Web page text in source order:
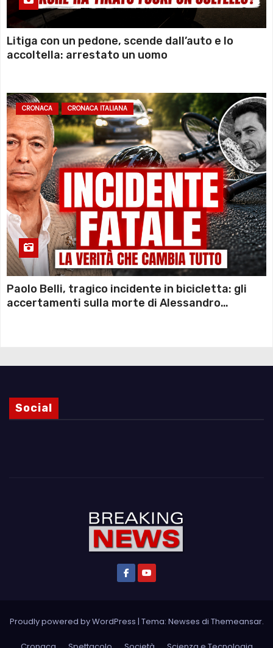
Litiga con un pedone, scende dall’auto e lo
accoltella: arrestato un uomo
CRONACA CRONACA ITALIANA
Paolo Belli, tragico incidente in bicicletta: gli
accertamenti sulla morte di Alessandro
Social
Proudly powered by WordPress | Tema: Newses di Themeansar.